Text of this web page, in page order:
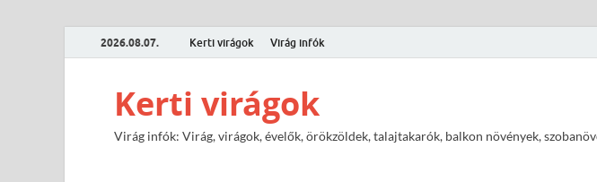
2026.08.07. Kerti virágok Virág infók
Kerti virágok
Virág infók: Virág, virágok, évelők, örökzöldek, talajtakarók, balkon növények,